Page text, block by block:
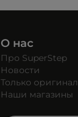
О нас
Про SuperStep
Новости
Только оригинал
Наши магазины